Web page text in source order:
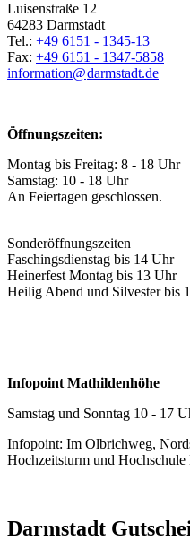
Luisenstraße 12
64283 Darmstadt
Tel.: +49 6151 - 1345-13
Fax: +49 6151 - 1347-5858
information@darmstadt.de
Öffnungszeiten:
Montag bis Freitag: 8 - 18 Uhr
Samstag: 10 - 18 Uhr
An Feiertagen geschlossen.
Sonderöffnungszeiten
Faschingsdienstag bis 14 Uhr
Heinerfest Montag bis 13 Uhr
Heilig Abend und Silvester bis
Infopoint Mathildenhöhe
Samstag und Sonntag 10 - 17
Infopoint: Im Olbrichweg,
Hochzeitsturm und Hochschule
Darmstadt